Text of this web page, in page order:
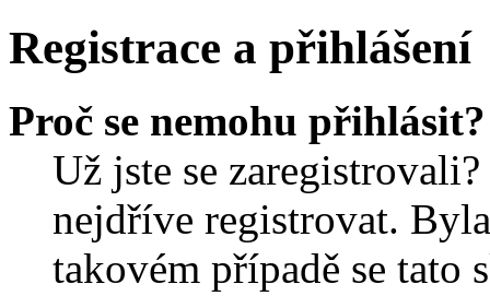
Registrace a přihlášení
Proč se nemohu přihlásit?
Už jste se
nejdříve registrovat.
takovém případě se tato